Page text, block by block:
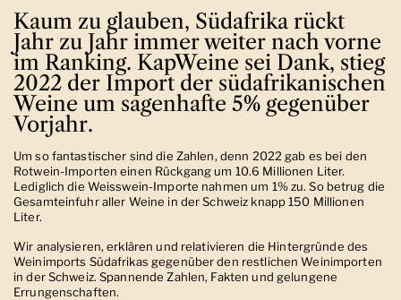
Kaum zu glauben, Südafrika rückt
Jahr zu Jahr immer weiter nach vorne
im Ranking. KapWeine sei Dank, stieg
2022 der Import der südafrikanischen
Weine um sagenhafte 5% gegenüber
Vorjahr.
Um so fantastischer sind die Zahlen, denn 2022 gab es bei den
Rotwein-Importen einen Rückgang um 10.6 Millionen Liter.
Lediglich die Weisswein-Importe nahmen um 1% zu. So betrug die
Gesamteinfuhr aller Weine in der Schweiz knapp 150 Millionen
Liter.
Wir analysieren, erklären und relativieren die Hintergründe des
Weinimports Südafrikas gegenüber den restlichen Weinimporten
in der Schweiz. Spannende Zahlen, Fakten und gelungene
Errungenschaften.